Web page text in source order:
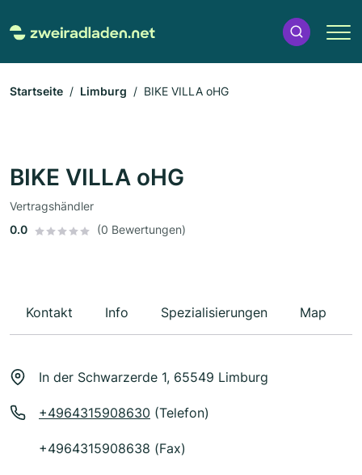
Startseite Limburg BIKE VILLA oHG
BIKE VILLA oHG
Vertragshändler
0.0
(0 Bewertungen)
Kontakt Info Spezialisierungen Map
In der Schwarzerde 1, 65549 Limburg
+4964315908630 (Telefon)
+4964315908638 (Fax)